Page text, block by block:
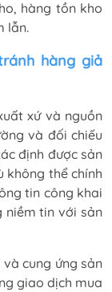
hàng tồn kho
lẫn.
hàng giả
xứ và nguồn
và đối chiếu
định được sản
không thể chính
tin công khai
niềm tin với sản
cung ứng sản
giao dịch mua